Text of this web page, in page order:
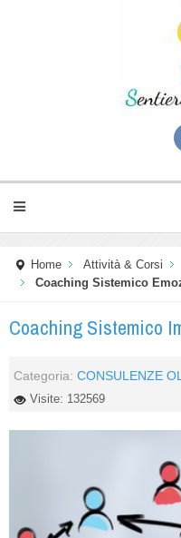
Home Attività & Corsi
Coaching Sistemico
Coaching Sistemico
Categoria: CONSULENZE
Visite: 132569